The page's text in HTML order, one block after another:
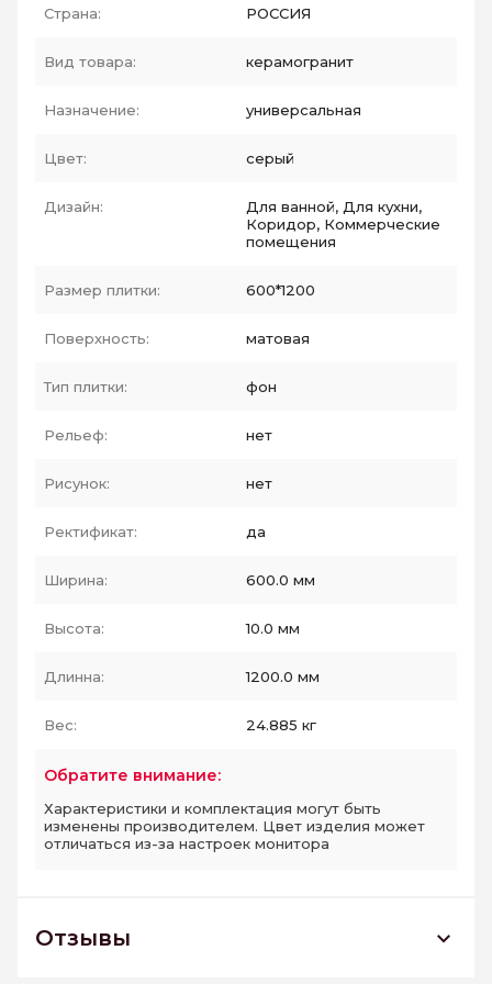
Страна: РОССИЯ
Вид товара: керамогранит
Назначение: универсальная
Цвет: серый
Дизайн:
Для ванной, Для кухни,
Коридор, Коммерческие
помещения
Размер плитки: 600*1200
Поверхность: матовая
Тип плитки: фон
Рельеф: нет
Рисунок: нет
Ректификат: да
Ширина: 600.0 мм
Высота: 10.0 мм
Длинна: 1200.0 мм
Вес: 24.885 кг
Обратите внимание:
Характеристики и комплектация могут быть
изменены производителем. Цвет изделия может
отличаться из-за настроек монитора
Отзывы